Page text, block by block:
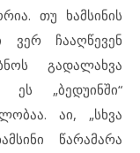
თუ ხამსინის
ვერ ჩააღწევენ
გადალახვა
„ბედუინში“
აი, „სხვა
წარამარა